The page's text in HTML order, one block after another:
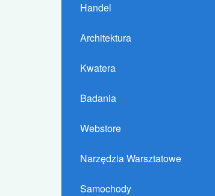
Handel
Architektura
Kwatera
Badania
Webstore
Narzędzia Warsztatowe
Samochody